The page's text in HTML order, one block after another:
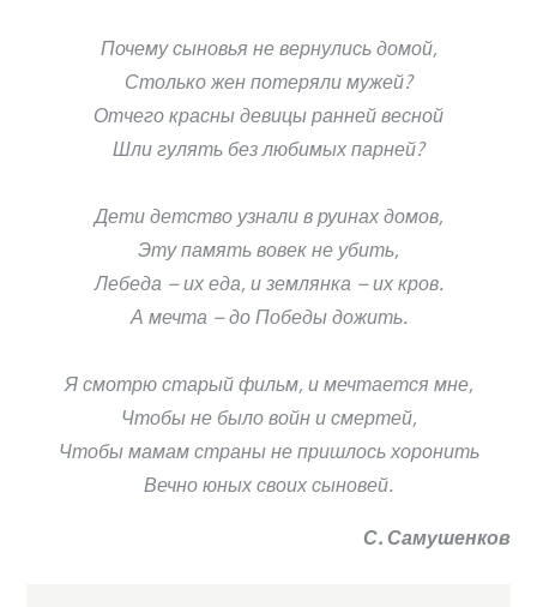
Почему сыновья не вернулись домой,
Столько жен потеряли мужей?
Отчего красны девицы ранней весной
Шли гулять без любимых парней?
Дети детство узнали в руинах домов,
Эту память вовек не убить,
Лебеда – их еда, и землянка – их кров.
А мечта – до Победы дожить.
Я смотрю старый фильм, и мечтается мне,
Чтобы не было войн и смертей,
Чтобы мамам страны не пришлось хоронить
Вечно юных своих сыновей.
С. Самушенков